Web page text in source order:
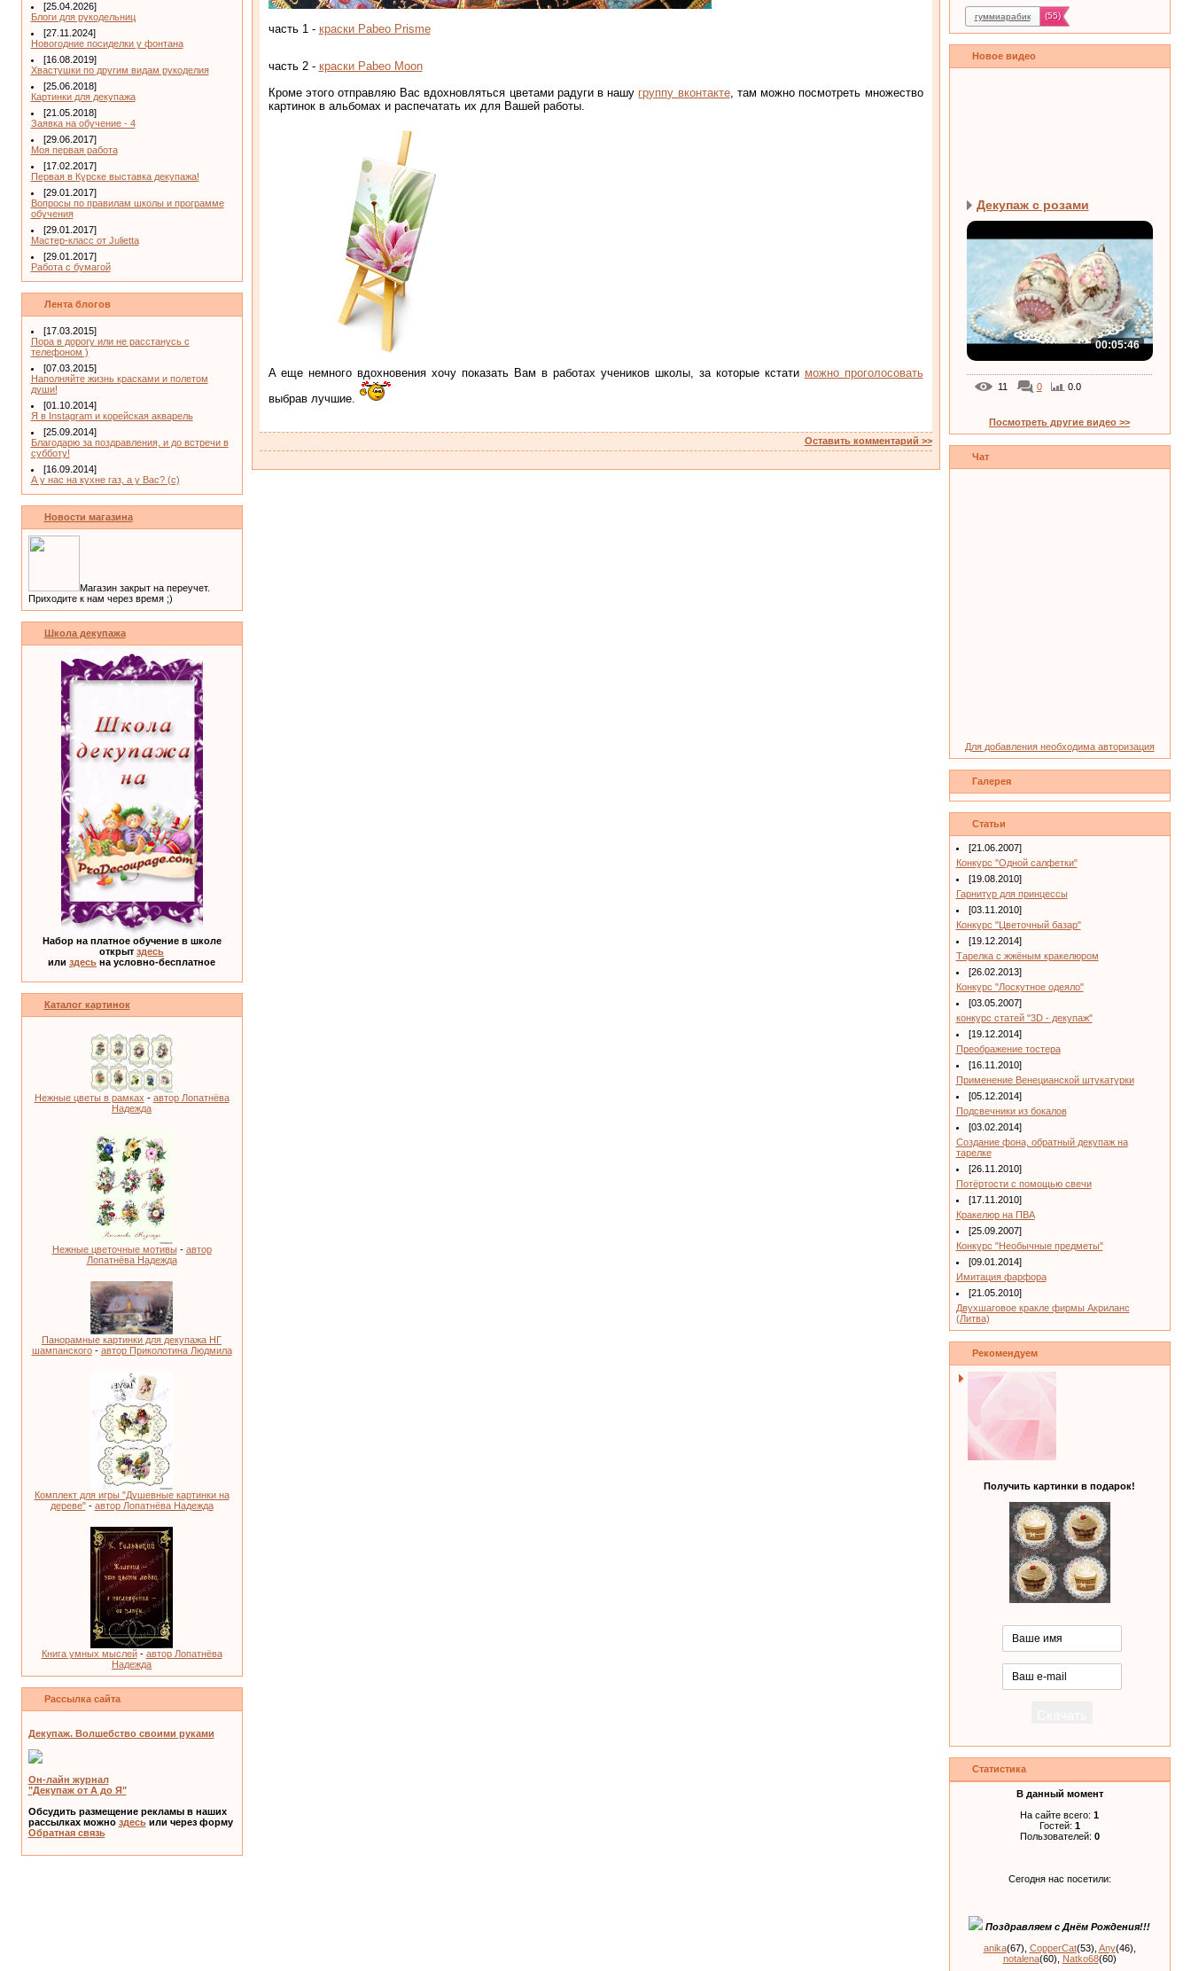
[25.04.2026]
Блоги для рукодельниц
[27.11.2024]
Новогодние посиделки у фонтана
[16.08.2019]
Хвастушки по другим видам рукоделия
[25.06.2018]
Картинки для декупажа
[21.05.2018]
Заявка на обучение - 4
[29.06.2017]
Моя первая работа
[17.02.2017]
Первая в Курске выставка декупажа!
[29.01.2017]
Вопросы по правилам школы и программе
обучения
[29.01.2017]
Мастер-класс от Julietta
[29.01.2017]
Работа с бумагой
Лента блогов
[17.03.2015]
Пора в дорогу или не расстанусь с
телефоном )
[07.03.2015]
Наполняйте жизнь красками и полетом
души!
[01.10.2014]
Я в Instagram и корейская акварель
[25.09.2014]
Благодарю за поздравления, и до встречи в
субботу!
[16.09.2014]
А у нас на кухне газ, а у Вас? (с)
Новости магазина
Магазин закрыт на переучет.
Приходите к нам через время ;)
Школа декупажа
Набор на платное обучение в школе
открыт здесь
или здесь на условно-бесплатное
Каталог картинок
Нежные цветы в рамках - автор Лопатнёва
Надежда
Нежные цветочные мотивы- автор
Лопатнёва Надежда
Панорамные картинки для декупажа НГ
шампанского- автор Приколотина Людмила
Комплект для игры "Душевные картинки на
дереве"- автор Лопатнёва Надежда
Книга умных мыслей- автор Лопатнёва
Надежда
Рассылка сайта
Декупаж. Волшебство своими руками
Он-лайн журнал
"Декупаж от А до Я"
Обсудить размещение рекламы в наших
рассылках можно здесьили через форму
Обратная связь
часть 1 - краски Pabeo Prisme
часть 2 - краски Pabeo Moon
Кроме этого отправляю Вас вдохновляться цветами радуги в нашу группу вконтакте, там можно посмотреть множество
картинок в альбомах и распечатать их для Вашей работы.
А еще немного вдохновения хочу показать Вам в работах учеников школы, за которые кстати можно проголосовать
выбрав лучшие.
Оставить комментарий >>
гуммиарабик (55)
Новое видео
Декупаж с розами
00:05:46
11 0 0.0
Посмотреть другие видео >>
Чат
Для добавления необходима авторизация
Галерея
Статьи
[21.06.2007]
Конкурс "Одной салфетки"
[19.08.2010]
Гарнитур для принцессы
[03.11.2010]
Конкурс "Цветочный базар"
[19.12.2014]
Тарелка с жжёным кракелюром
[26.02.2013]
Конкурс "Лоскутное одеяло"
[03.05.2007]
конкурс статей "3D - декупаж"
[19.12.2014]
Преображение тостера
[16.11.2010]
Применение Венецианской штукатурки
[05.12.2014]
Подсвечники из бокалов
[03.02.2014]
Создание фона, обратный декупаж на
тарелке
[26.11.2010]
Потёртости с помощью свечи
[17.11.2010]
Кракелюр на ПВА
[25.09.2007]
Конкурс "Необычные предметы"
[09.01.2014]
Имитация фарфора
[21.05.2010]
Двухшаговое кракле фирмы Акриланс
(Литва)
Рекомендуем
Получить картинки в подарок!
Статистика
В данный момент
На сайте всего: 1
Гостей: 1
Пользователей: 0
Сегодня нас посетили:
Поздравляем с Днём Рождения!!!
anika(67) CopperCat(53) Any(46)
notalena(60) Natko68(60)